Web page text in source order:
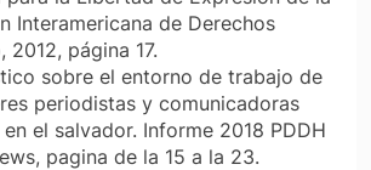
Interamericana de Derechos
2012, página 17.
sobre el entorno de trabajo de
periodistas y comunicadoras
el salvador. Informe 2018 PDDH
pagina de la 15 a la 23.